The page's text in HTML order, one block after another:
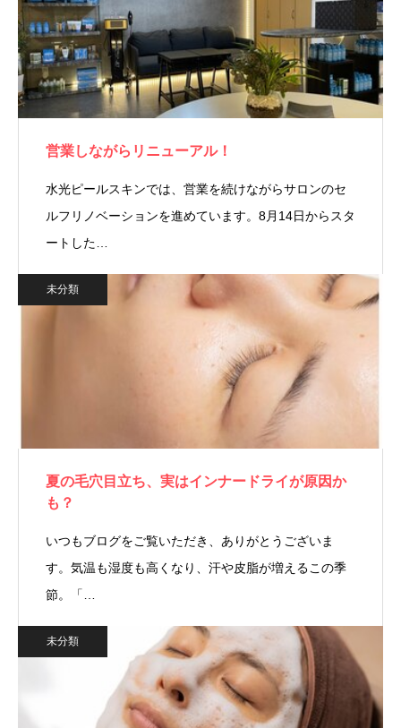
営業しながらリニューアル！
水光ピールスキンでは、営業を続けながらサロンのセ
ルフリノベーションを進めています。8月14日からスタ
ートした…
未分類
夏の毛穴目立ち、実はインナードライが原因か
も？
いつもブログをご覧いただき、ありがとうございま
す。気温も湿度も高くなり、汗や皮脂が増えるこの季
節。「…
未分類